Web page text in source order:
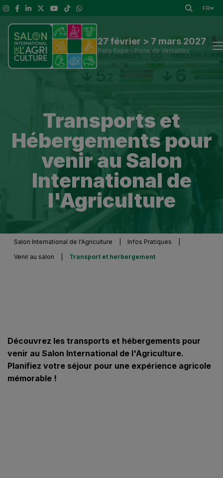
FR
27 février > 7 mars 2027
Paris Expo - Porte de Versailles
Découvrir le Salon
A voir
Exposants et outils de visite
Espace presse
Infos Pratiques
Transports et
Hébergements pour
venir au Salon
International de
l'Agriculture
Salon International de l'Agriculture Infos Pratiques
Venir au salon
Transport et herbergement
Découvrez les transports et hébergements pour
venir au Salon International de l'Agriculture.
Planifiez votre séjour pour une expérience agricole
mémorable !